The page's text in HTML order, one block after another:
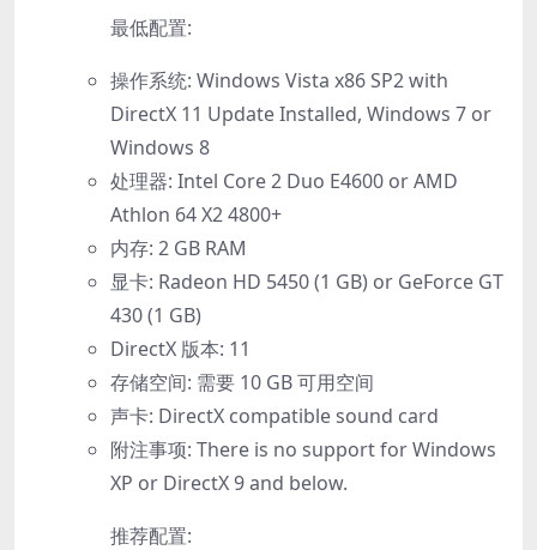
最低配置:
操作系统: Windows Vista x86 SP2 with
DirectX 11 Update Installed, Windows 7 or
Windows 8
处理器: Intel Core 2 Duo E4600 or AMD
Athlon 64 X2 4800+
内存: 2 GB RAM
显卡: Radeon HD 5450 (1 GB) or GeForce GT
430 (1 GB)
DirectX 版本: 11
存储空间: 需要 10 GB 可用空间
声卡: DirectX compatible sound card
附注事项: There is no support for Windows
XP or DirectX 9 and below.
推荐配置: